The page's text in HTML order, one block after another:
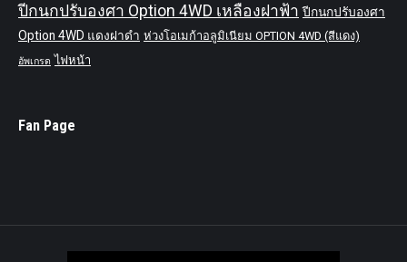
ปีกนกปรับองศา Option 4WD เหลืองฝาฟ้า ปีกนกปรับองศา
Option 4WD แดงฝาดำ ห่วงโอเมก้าอลูมิเนียม OPTION 4WD (สีแดง)
อัพเกรด ไฟหน้า
Fan Page